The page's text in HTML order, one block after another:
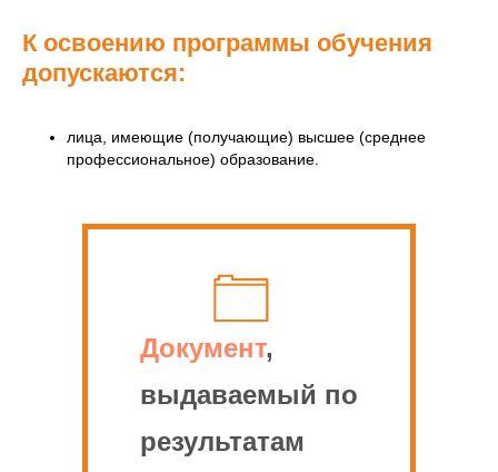
К освоению программы обучения
допускаются:
лица, имеющие (получающие) высшее (среднее
профессиональное) образование.
Документ,
выдаваемый по
результатам